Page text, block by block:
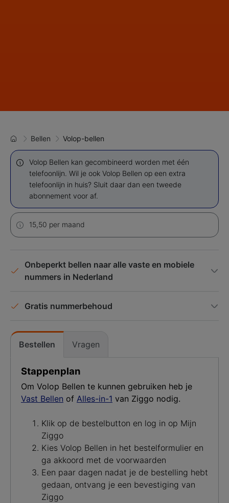
Bellen Volop-bellen
Volop Bellen kan gecombineerd worden met één
telefoonlijn. ​Wil je ook Volop Bellen op een extra
telefoonlijn in huis? ​Sluit daar dan een tweede
abonnement voor af.
15,50 per maand
Onbeperkt bellen naar alle vaste en mobiele
nummers in Nederland
Gratis nummerbehoud
Bestellen Vragen
Stappenplan
Om Volop Bellen te kunnen gebruiken heb je
Vast Bellen of Alles-in-1 van Ziggo nodig.
Klik op de bestelbutton en log in op Mijn
Ziggo
Kies Volop Bellen in het bestelformulier en
ga akkoord met de voorwaarden
Een paar dagen nadat je de bestelling hebt
gedaan, ontvang je een bevestiging van
Ziggo